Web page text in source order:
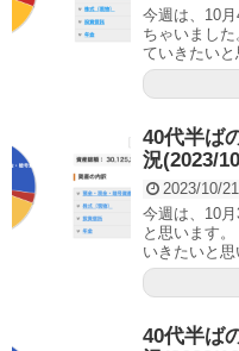
今週は、10
ちゃいまし
ていきたいと
40代半ば
況(2023/
2023/10/21
今週は、10
と思います
いきたいと思
40代半ば